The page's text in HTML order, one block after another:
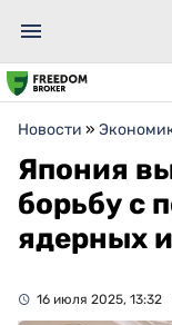
Новости »
Япония
борьбу с
ядерных
16 июля 2025, 13:32